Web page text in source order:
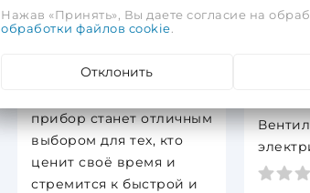
вращения до 110 000
оборотов в минуту, он
длинными, густыми и
прибор станет отличным
выбором для тех, кто
ценит своё время и
стремится к быстрой и
Нажав «Принять», Вы даете согласие на
обработки файлов cookie.
Отклонить